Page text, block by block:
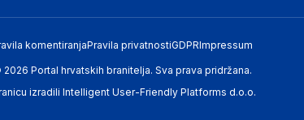
komentiranjaPravila privatnostiGDPRImpressum
Portal hrvatskih branitelja. Sva prava pridržana.
izradili Intelligent User-Friendly Platforms d.o.o.